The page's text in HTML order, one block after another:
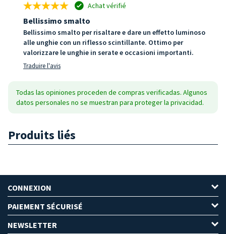
Achat vérifié
Bellissimo smalto
Bellissimo smalto per risaltare e dare un effetto luminoso
alle unghie con un riflesso scintillante. Ottimo per
valorizzare le unghie in serate e occasioni importanti.
Traduire l'avis
Todas las opiniones proceden de compras verificadas. Algunos
datos personales no se muestran para proteger la privacidad.
Produits liés
CONNEXION
PAIEMENT SÉCURISÉ
NEWSLETTER